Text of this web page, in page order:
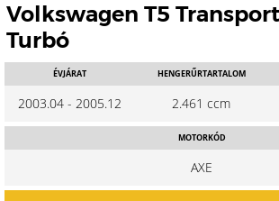
Volkswagen T5
Turbó
ÉVJÁRAT
2003.04 - 2005.12
HENGERŰRTARTALOM
2.461 ccm
MOTORKÓD
AXE